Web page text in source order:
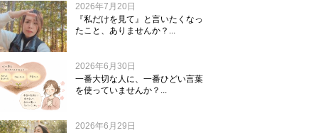
2026年7月20日
『私だけを見て』と言いたくなっ
たこと、ありませんか？...
2026年6月30日
一番大切な人に、一番ひどい言葉
を使っていませんか？...
2026年6月29日